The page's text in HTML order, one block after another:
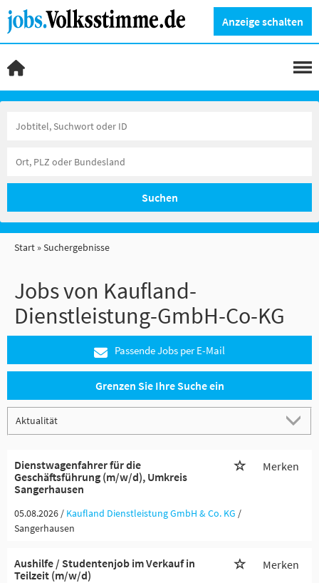
Anzeige schalten
Suchen
Start Suchergebnisse
Jobs von Kaufland-
Dienstleistung-GmbH-Co-KG
Passende Jobs per E-Mail
Grenzen Sie Ihre Suche ein
Dienstwagenfahrer für die
Geschäftsführung (m/w/d), Umkreis
Sangerhausen
Merken
05.08.2026 / Kaufland Dienstleistung GmbH & Co. KG /
Sangerhausen
Aushilfe / Studentenjob im Verkauf in
Teilzeit (m/w/d)
Merken